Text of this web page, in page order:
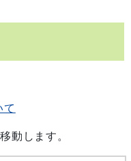
て
動します。